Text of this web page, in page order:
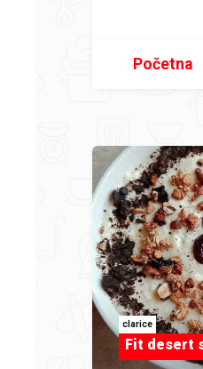
Početna
clarice
Fit desert